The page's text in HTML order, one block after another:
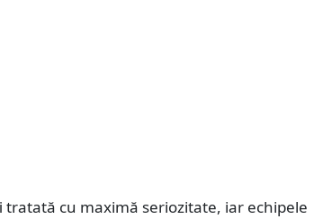
tratată cu maximă seriozitate, iar echipele